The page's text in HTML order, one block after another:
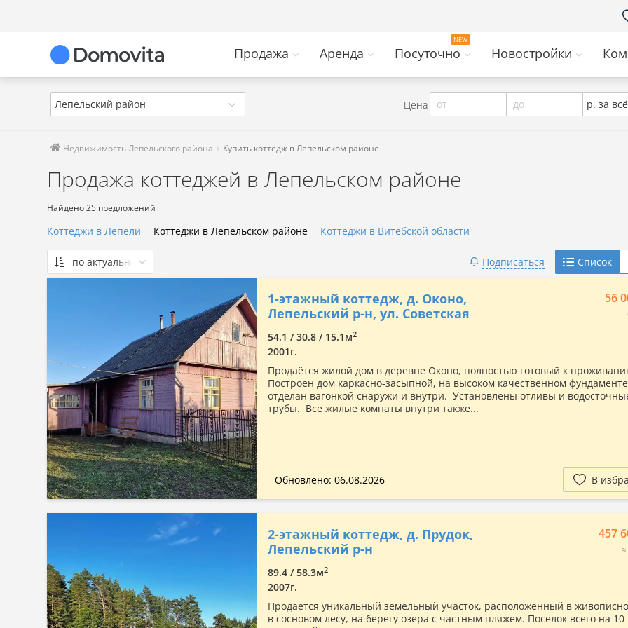
Продажа Аренда Посуточно Новостройки
Лепельский район Цена от до р. за всё
Недвижимость Лепельского района Купить коттедж в Лепельском районе
Продажа коттеджей в Лепельском районе
Найдено 25 предложений
Коттеджи в Лепели Коттеджи в Лепельском районе Коттеджи в Витебской области
по актуальности
По актуальности
По комнатности: большая →
По комнатности: малая →
большая
По площади: большая → малая
По площади: малая → большая
Подписаться Список
1-этажный коттедж, д. Оконо,
Лепельский р-н, ул. Советская
56
54.1 / 30.8 / 15.1м2
2001г.
Продаётся жилой дом в деревне Оконо, полностью готовый к
Построен дом каркасно-засыпной, на высоком качественном
отделан вагонкой снаружи и внутри. Установлены отливы и
трубы. Все жилые комнаты внутри также...
Обновлено: 06.08.2026 В
2-этажный коттедж, д. Прудок,
Лепельский р-н
457
89.4 / 58.3м2
2007г.
Продается уникальный земельный участок, расположенный в
в сосновом лесу, на берегу озера с частным пляжем. Поселок всего на 10